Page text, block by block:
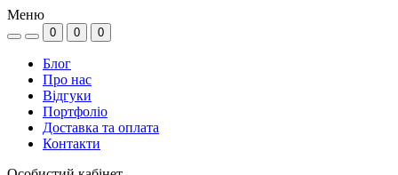
Меню
0 0 0
Блог
Про нас
Відгуки
Портфоліо
Доставка та оплата
Контакти